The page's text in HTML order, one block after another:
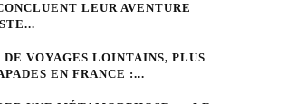
LEUR AVENTURE
DE VOYAGES LOINTAINS, PLUS
EN FRANCE :...